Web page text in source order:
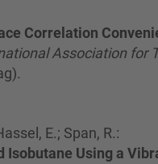
Correlation
Association for
E.; Span, R.:
Isobutane Using a